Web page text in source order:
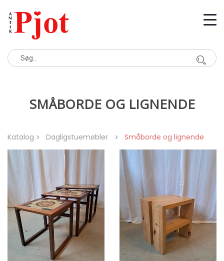
SMÅBORDE OG LIGNENDE
Katalog Dagligstuemøbler Småborde og lignende